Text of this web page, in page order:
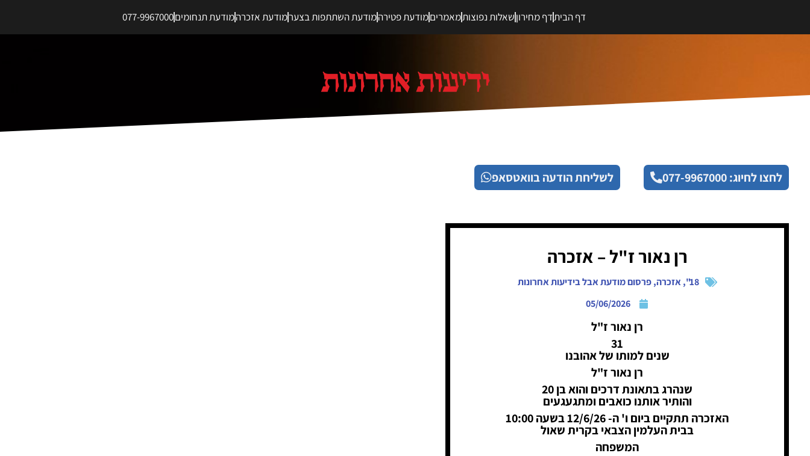
דף הביתדף מחירוןשאלות נפוצותמאמריםמודעת פטירהמודעת השתתפות בצערמודעת אזכרהמודעת תנחומים077-9967000
לחצו לחיוג: 077-9967000 לשליחת הודעה בוואטסאפ
רן נאור ז"ל – אזכרה
18"
,אזכרה,פרסום מודעת אבל בידיעות אחרונות
05/06/2026
רן נאור ז"ל
31
שנים למותו של אהובנו
רן נאור ז"ל
שנהרג בתאונת דרכים והוא בן 20
והותיר אותנו כואבים ומתגעגעים
האזכרה תתקיים ביום ו' ה- 12/6/26 בשעה 10:00
בבית העלמין הצבאי בקרית שאול
המשפחה